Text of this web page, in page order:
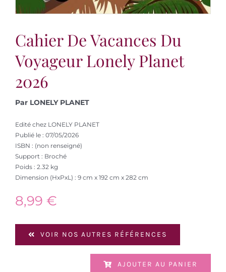
Cahier De Vacances Du
Voyageur Lonely Planet
2026
Par LONELY PLANET
Edité chez LONELY PLANET
Publié le : 07/05/2026
ISBN : (non renseigné)
Support : Broché
Poids : 2.32 kg
Dimension (HxPxL) : 9 cm x 192 cm x 282 cm
8,99 €
VOIR NOS AUTRES RÉFÉRENCES
AJOUTER AU PANIER